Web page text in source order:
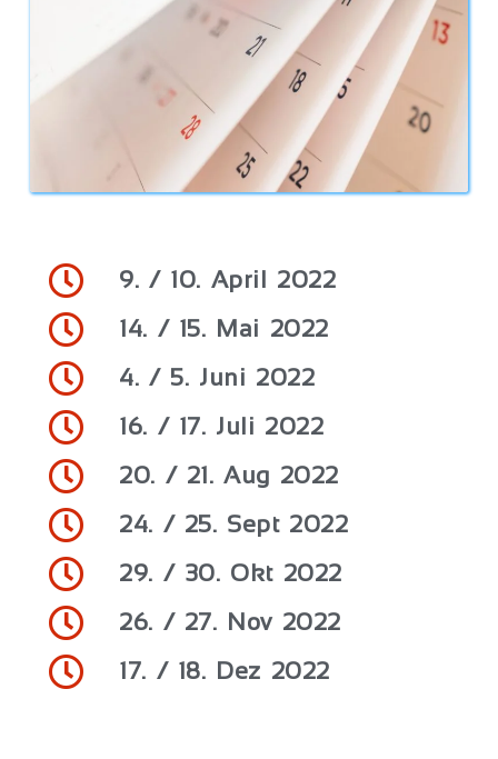
9. / 10. April 2022
14. / 15. Mai 2022
4. / 5. Juni 2022
16. / 17. Juli 2022
20. / 21. Aug 2022
24. / 25. Sept 2022
29. / 30. Okt 2022
26. / 27. Nov 2022
17. / 18. Dez 2022